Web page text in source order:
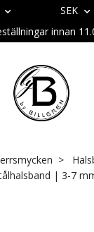
SEK
innan
| 3-7